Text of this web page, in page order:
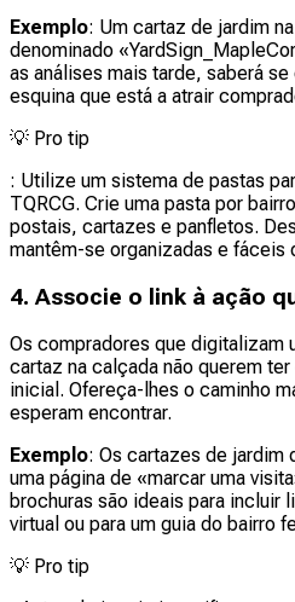
Exemplo: Um cartaz de jardim
denominado
as análises mais tarde, saberá
esquina que está a atrair
💡 Pro tip
: Utilize um sistema de pastas
TQRCG. Crie uma pasta por
postais, cartazes e panfletos.
mantêm-se organizadas e fáceis
4. Associe o link à ação
Os compradores que digitalizam
cartaz na calçada não querem
inicial. Ofereça-lhes o caminho
esperam encontrar.
Exemplo: Os cartazes de jardim
uma página de «marcar uma
brochuras são ideais para incluir
virtual ou para um guia do bairro
💡 Pro tip